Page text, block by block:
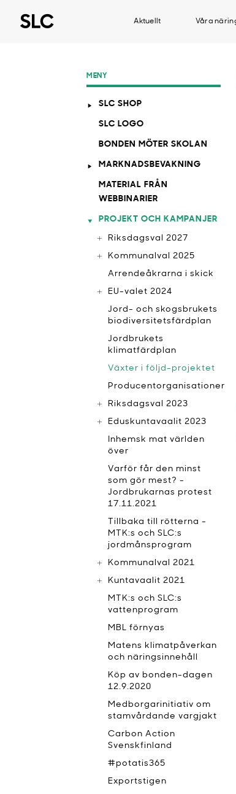
Aktuellt Våra
MENY
SLC SHOP
SLC LOGO
BONDEN MÖTER SKOLAN
MARKNADSBEVAKNING
MATERIAL FRÅN
WEBBINARIER
PROJEKT OCH KAMPANJER
Riksdagsval 2027
Kommunalval 2025
Arrendeåkrarna i skick
EU-valet 2024
Jord- och skogsbrukets
biodiversitetsfärdplan
Jordbrukets
klimatfärdplan
Växter i följd-projektet
Producentorganisationer
Riksdagsval 2023
Eduskuntavaalit 2023
Inhemsk mat världen
över
Varför får den minst
som gör mest? -
Jordbrukarnas protest
17.11.2021
Tillbaka till rötterna -
MTK:s och SLC:s
jordmånsprogram
Kommunalval 2021
Kuntavaalit 2021
MTK:s och SLC:s
vattenprogram
MBL förnyas
Matens klimatpåverkan
och näringsinnehåll
Köp av bonden-dagen
12.9.2020
Medborgarinitiativ om
stamvårdande vargjakt
Carbon Action
Svenskfinland
#potatis365
Exportstigen